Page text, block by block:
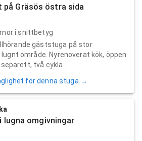
Gräsös östra sida
i snittbetyg
gäststuga på stor
område. Nyrenoverat kök, öppen
två cykla...
för denna stuga →
lugna omgivningar